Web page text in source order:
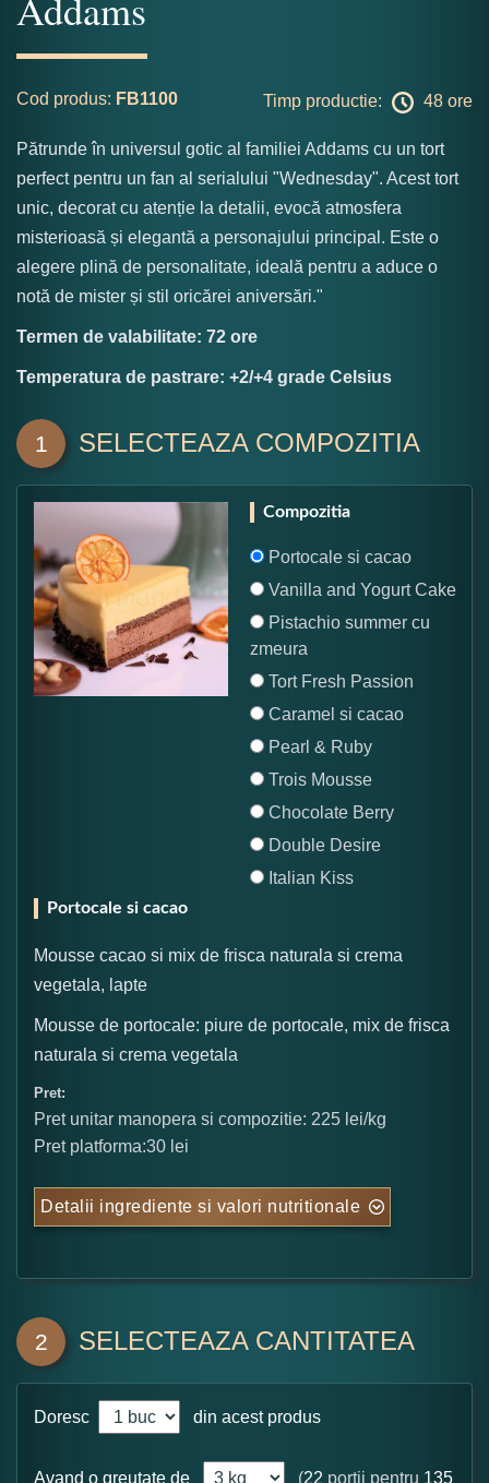
Cod produs: FB1100 Timp productie: 48 ore
Pătrunde în universul gotic al familiei Addams cu un tort
perfect pentru un fan al serialului "Wednesday". Acest tort
unic, decorat cu atenție la detalii, evocă atmosfera
misterioasă și elegantă a personajului principal. Este o
alegere plină de personalitate, ideală pentru a aduce o
notă de mister și stil oricărei aniversări."
Termen de valabilitate: 72 ore
Temperatura de pastrare: +2/+4 grade Celsius
1 SELECTEAZA COMPOZITIA
Compozitia
Portocale si cacao
Vanilla and Yogurt Cake
Pistachio summer cu
zmeura
Tort Fresh Passion
Caramel si cacao
Pearl & Ruby
Trois Mousse
Chocolate Berry
Double Desire
Italian Kiss
Portocale si cacao
Mousse cacao si mix de frisca naturala si crema
vegetala, lapte
Mousse de portocale: piure de portocale, mix de frisca
naturala si crema vegetala
Pret:
Pret unitar manopera si compozitie: 225 lei/kg
Pret platforma:30 lei
Detalii ingrediente si valori nutritionale
2 SELECTEAZA CANTITATEA
Doresc din acest produs
Avand o greutate de (22 portii pentru 135